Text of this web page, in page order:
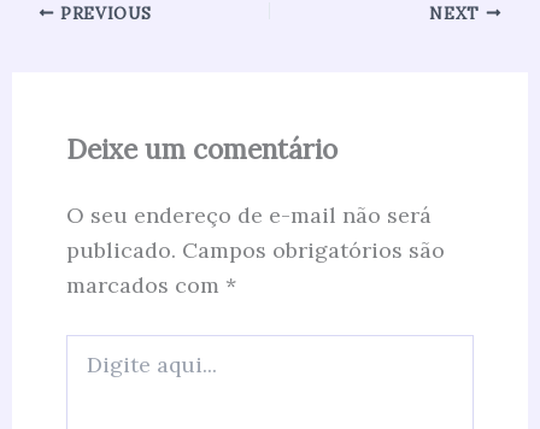
PREVIOUS NEXT
Deixe um comentário
O seu endereço de e-mail não será
publicado. Campos obrigatórios são
marcados com *
aqui...